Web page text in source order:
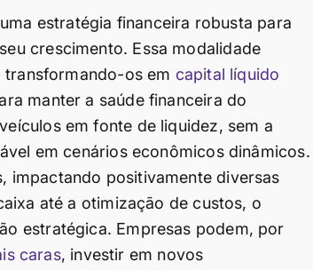
estratégia financeira robusta para
crescimento. Essa modalidade
os em capital líquido
manter a saúde financeira do
em fonte de liquidez, sem a
em cenários econômicos dinâmicos.
impactando positivamente diversas
até a otimização de custos, o
estratégica. Empresas podem, por
caras, investir em novos